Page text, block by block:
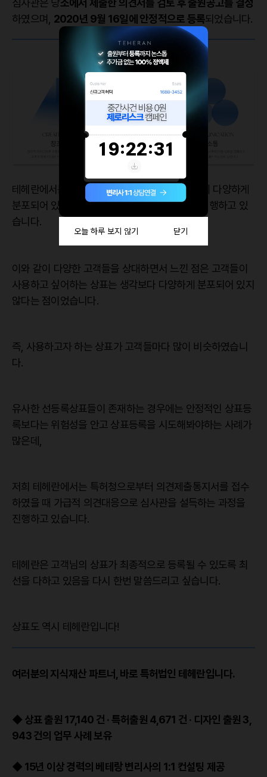
하였으며, 2020년 9월 16일에 안정적으로 등록되었습니다.
테헤란에서는 기업고객부터 개인고객까지 고객이 다양하게
분포되어 있으며, 다양한 업종에서 상표출원을 진행하고 있
습니다.
이와 같이 다양한 고객들을 상대하면서 느낀 점은 고객들이
사용하고 싶어하는 상표는 생각보다 다양하게 분포되어 있지
않다는 점이었습니다.
즉, 사용하고자 하는 상표가 고객들마다 많이 비슷하였습니
다.
유사한 선등록상표들이 존재하는 경우에는 안정적인 상표등
록보다는 위험성을 안고 상표등록을 시도해봐야하는 사례가
많은데,
저희 테헤란에서는 특허청으로부터 의견제출통지서를 접수
하였을 때 가급적 의견대응으로 심사관을 설득하는 과정을
진행하고 있습니다.
테헤란은 고객님의 상표가 최종적으로 등록될 수 있도록 최
선을 다하고 있음을 다시 한번 말씀드리고 싶습니다.
상표도 역시 테헤란입니다!
여러분의 지식재산 파트너, 바로 특허법인 테헤란입니다.
◆ 상표 출원 17,140 건 · 특허출원 4,671 건 · 디자인 출원 3,
943 건의 업무 사례 보유
◆ 15년 이상 경력의 베테랑 변리사의 1:1 컨설팅 제공